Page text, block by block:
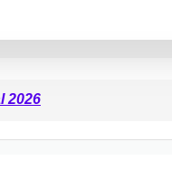
2026